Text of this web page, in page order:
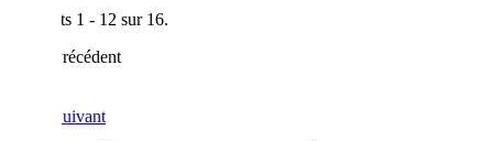
Résultats 1 - 12 sur 16.
Précédent
Suivant